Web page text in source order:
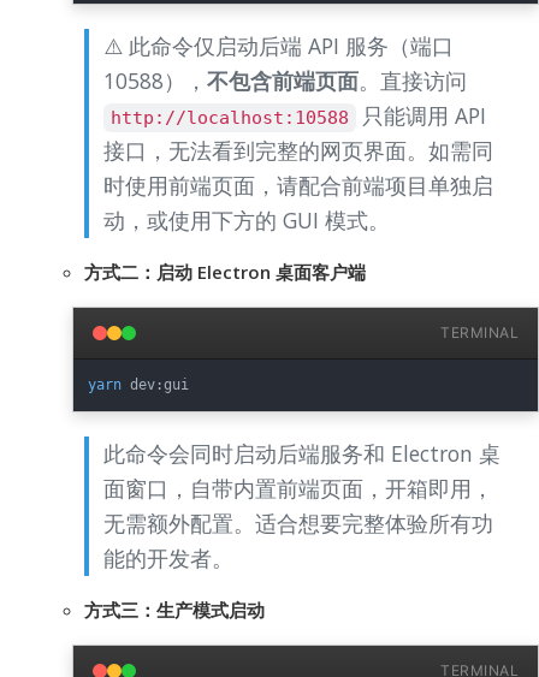
⚠️ 此命令仅启动后端 API 服务（端口
10588）， 不包含前端页面。直接访问
http://localhost:10588
只能调用 API
接口，无法看到完整的网页界面。如需同
时使用前端页面，请配合前端项目单独启
动，或使用下方的 GUI 模式。
方式二：启动 Electron 桌面客户端
TERMINAL
yarn
此命令会同时启动后端服务和 Electron 桌
面窗口，自带内置前端页面，开箱即用，
无需额外配置。适合想要完整体验所有功
能的开发者。
方式三：生产模式启动
TERMINAL